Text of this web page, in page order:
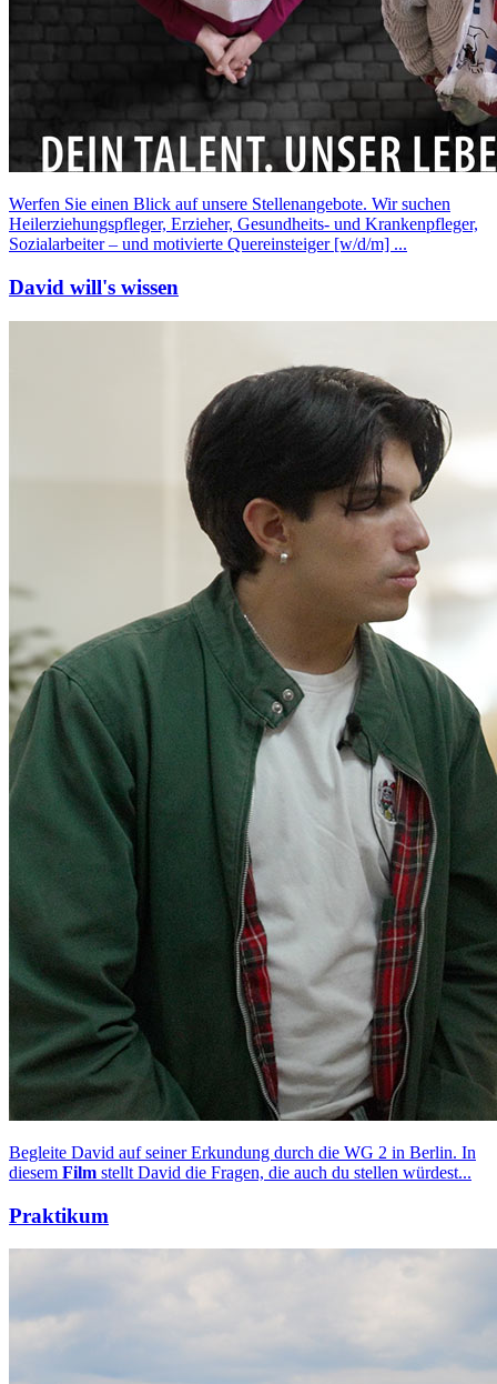
Werfen Sie einen Blick auf unsere Stellenangebote. Wir suchen
Heilerziehungspfleger, Erzieher, Gesundheits- und Krankenpfleger,
Sozialarbeiter – und motivierte Quereinsteiger [w/d/m] ...
David will's wissen
Begleite David auf seiner Erkundung durch die WG 2 in Berlin. In
diesem Film stellt David die Fragen, die auch du stellen würdest...
Praktikum